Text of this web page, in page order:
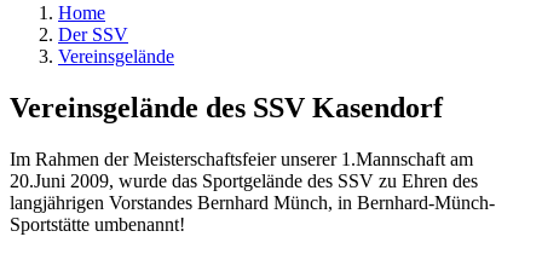
Home
Der SSV
Vereinsgelände
Vereinsgelände des SSV Kasendorf
Im Rahmen der Meisterschaftsfeier unserer 1.Mannschaft am
20.Juni 2009, wurde das Sportgelände des SSV zu Ehren des
langjährigen Vorstandes Bernhard Münch, in Bernhard-Münch-
Sportstätte umbenannt!